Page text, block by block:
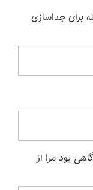
برای جداسازی
بود مرا از